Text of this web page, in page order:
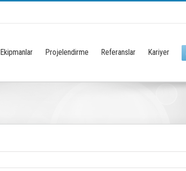
Ekipmanlar Projelendirme Referanslar Kariyer